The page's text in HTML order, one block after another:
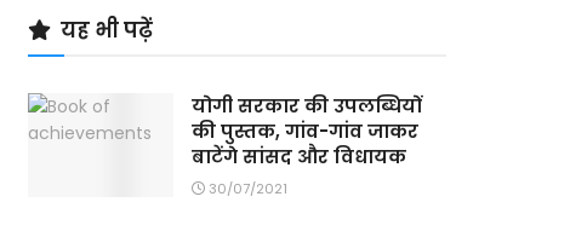
यह भी पढ़ें
योगी सरकार की उपलब्धियों
की पुस्तक, गांव-गांव जाकर
बाटेंगे सांसद और विधायक
30/07/2021